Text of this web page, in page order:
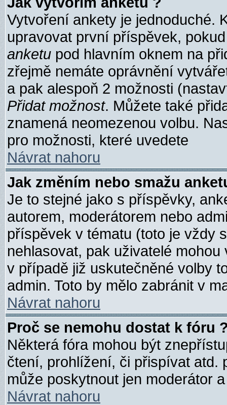
Vytvoření ankety je jednoduché.
upravovat první příspěvek,
anketu pod hlavním oknem na
zřejmě nemáte oprávnění
a pak alespoň 2 možnosti
Přidat možnost. Můžete také
znamená neomezenou volbu.
pro možnosti, které uvedete
Návrat nahoru
Jak změním nebo smažu
Je to stejné jako s příspěvky,
autorem, moderátorem nebo
příspěvek v tématu (toto je vždy
nehlasovat, pak uživatelé
v případě již uskutečněné volby
admin. Toto by mělo zabránit v
Návrat nahoru
Proč se nemohu dostat k fóru
Některá fóra mohou být
čtení, prohlížení, či přispívat atd.
může poskytnout jen moderátor
Návrat nahoru